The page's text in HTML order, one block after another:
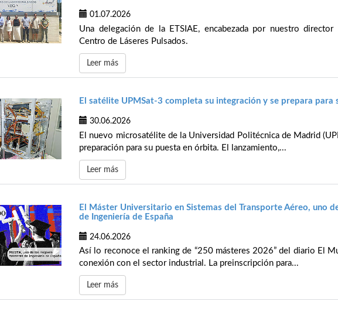
01.07.2026
Una delegación de la ETSIAE, encabezada por nuestro
Centro de Láseres Pulsados.
Leer más
El satélite UPMSat-3 completa su integración y se prepara para
30.06.2026
El nuevo microsatélite de la Universidad Politécnica de Madrid
preparación para su puesta en órbita. El lanzamiento,...
Leer más
El Máster Universitario en Sistemas del Transporte Aéreo, uno
de Ingeniería de España
24.06.2026
Así lo reconoce el ranking de “250 másteres 2026” del diario El
conexión con el sector industrial. La preinscripción para...
Leer más